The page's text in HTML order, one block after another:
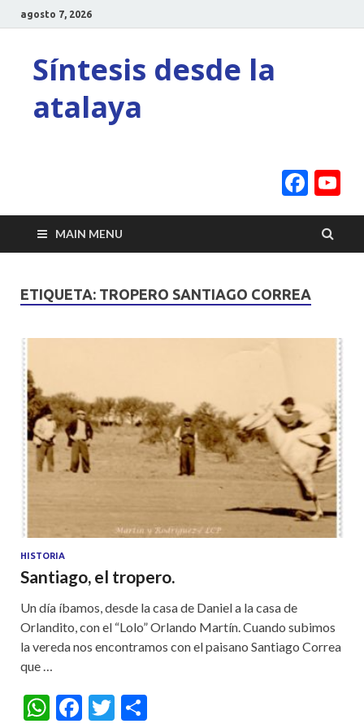
agosto 7, 2026
Síntesis desde la
atalaya
MAIN MENU
ETIQUETA: TROPERO SANTIAGO CORREA
HISTORIA
Santiago, el tropero.
Un día íbamos, desde la casa de Daniel a la casa de
Orlandito, con el “Lolo” Orlando Martín. Cuando subimos
la vereda nos encontramos con el paisano Santiago Correa
que …
W F
T